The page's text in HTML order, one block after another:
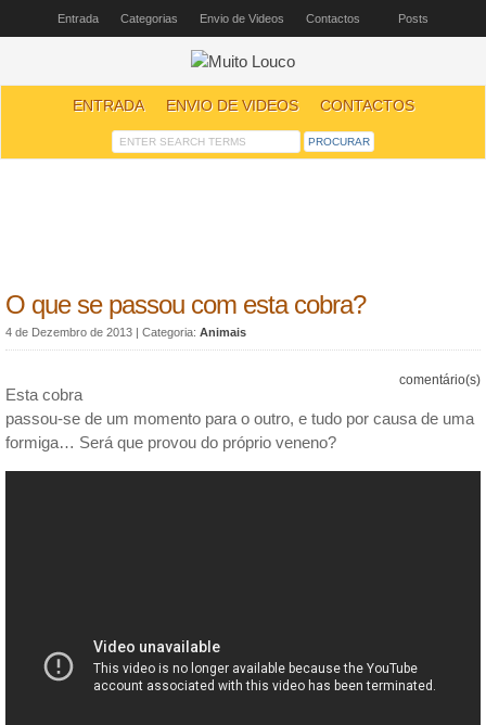
Entrada Categorias Envio de Videos Contactos Posts
ENTRADA ENVIO DE VIDEOS CONTACTOS
O que se passou com esta cobra?
4 de Dezembro de 2013 | Categoria: Animais
comentário(s)
Esta cobra
passou-se de um momento para o outro, e tudo por causa de uma
formiga… Será que provou do próprio veneno?